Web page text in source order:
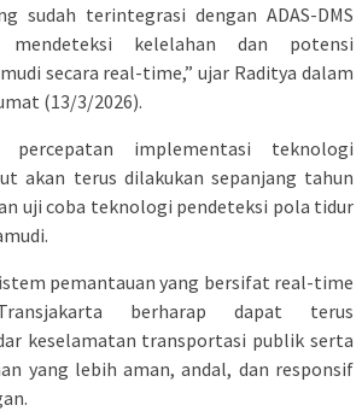
sudah terintegrasi dengan ADAS-DMS
kelelahan dan potensi
secara real-time,” ujar Raditya dalam
(13/3/2026).
percepatan implementasi teknologi
akan terus dilakukan sepanjang tahun
uji coba teknologi pendeteksi pola tidur
pemantauan yang bersifat real-time
berharap dapat terus
keselamatan transportasi publik serta
yang lebih aman, andal, dan responsif